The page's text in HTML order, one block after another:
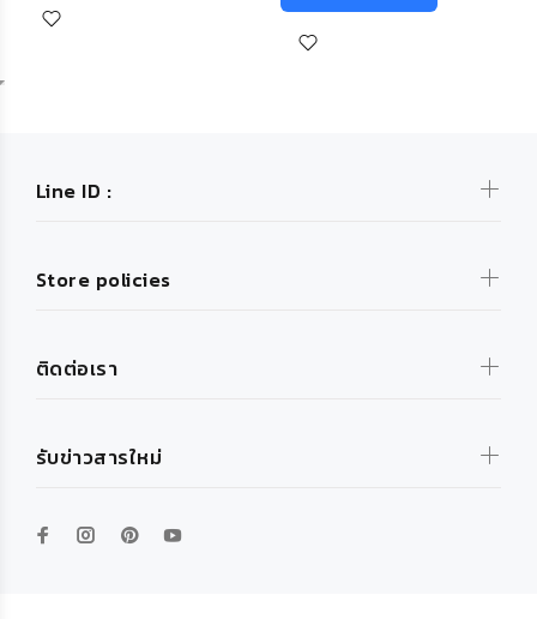
Line ID :
Store policies
ติดต่อเรา
รับข่าวสารใหม่